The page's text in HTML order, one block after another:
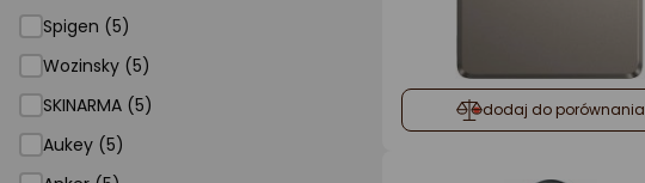
Spigen (5)
Wozinsky (5)
SKINARMA (5)
Aukey (5)
dodaj do porównania